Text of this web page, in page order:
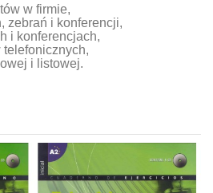
w firmie,
zebrań i konferencji,
i konferencjach,
telefonicznych,
i listowej.